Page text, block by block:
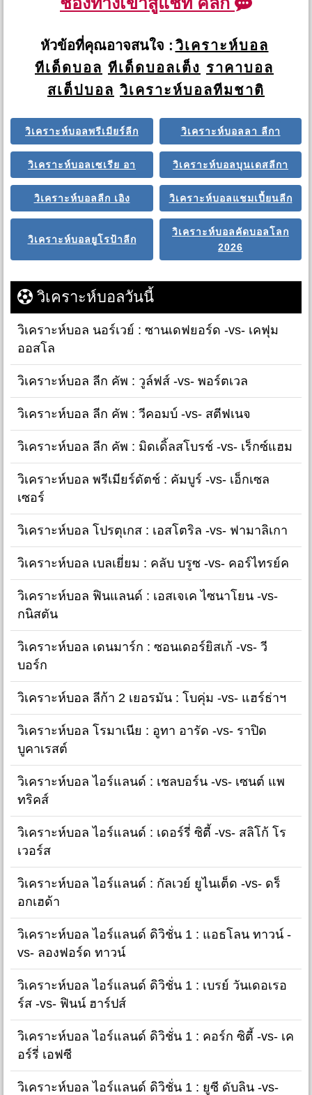
หัวข้อที่คุณอาจสนใจ : วิเคราะห์บอล
ทีเด็ดบอล ทีเด็ดบอลเต็ง ราคาบอล
สเต็ปบอล วิเคราะห์บอลทีมชาติ
วิเคราะห์บอลพรีเมียร์ลีก วิเคราะห์บอลลา ลีกา
วิเคราะห์บอลเซเรีย อา วิเคราะห์บอลบุนเดสลีกา
วิเคราะห์บอลลีก เอิง วิเคราะห์บอลแชมเปี้ยนลีก
วิเคราะห์บอลยูโรป้าลีก
วิเคราะห์บอลคัดบอลโลก
2026
วิเคราะห์บอลวันนี้
วิเคราะห์บอล นอร์เวย์ : ซานเดฟยอร์ด -vs- เคฟุม
ออสโล
วิเคราะห์บอล ลีก คัพ : วูล์ฟส์ -vs- พอร์ตเวล
วิเคราะห์บอล ลีก คัพ : วีคอมบ์ -vs- สตีฟเนจ
วิเคราะห์บอล ลีก คัพ : มิดเดิ้ลสโบรช์ -vs- เร็กซ์แฮม
วิเคราะห์บอล พรีเมียร์ดัตช์ : คัมบูร์ -vs- เอ็กเซล
เซอร์
วิเคราะห์บอล โปรตุเกส : เอสโตริล -vs- ฟามาลิเกา
วิเคราะห์บอล เบลเยี่ยม : คลับ บรูซ -vs- คอร์ไทรย์ค
วิเคราะห์บอล ฟินแลนด์ : เอสเจเค ไซนาโยน -vs-
กนิสตัน
วิเคราะห์บอล เดนมาร์ก : ซอนเดอร์ยิสเก้ -vs- วี
บอร์ก
วิเคราะห์บอล ลีก้า 2 เยอรมัน : โบคุ่ม -vs- แฮร์ธ่าฯ
วิเคราะห์บอล โรมาเนีย : อูทา อารัด -vs- ราปิด
บูคาเรสต์
วิเคราะห์บอล ไอร์แลนด์ : เชลบอร์น -vs- เซนต์ แพ
ทริคส์
วิเคราะห์บอล ไอร์แลนด์ : เดอร์รี่ ซิตี้ -vs- สลิโก้ โร
เวอร์ส
วิเคราะห์บอล ไอร์แลนด์ : กัลเวย์ ยูไนเต็ด -vs- ดร็
อกเฮด้า
วิเคราะห์บอล ไอร์แลนด์ ดิวิชั่น 1 : แอธโลน ทาวน์ -
vs- ลองฟอร์ด ทาวน์
วิเคราะห์บอล ไอร์แลนด์ ดิวิชั่น 1 : เบรย์ วันเดอเรอ
ร์ส -vs- ฟินน์ ฮาร์ปส์
วิเคราะห์บอล ไอร์แลนด์ ดิวิชั่น 1 : คอร์ก ซิตี้ -vs- เค
อร์รี่ เอฟซี
วิเคราะห์บอล ไอร์แลนด์ ดิวิชั่น 1 : ยูซี ดับลิน -vs-